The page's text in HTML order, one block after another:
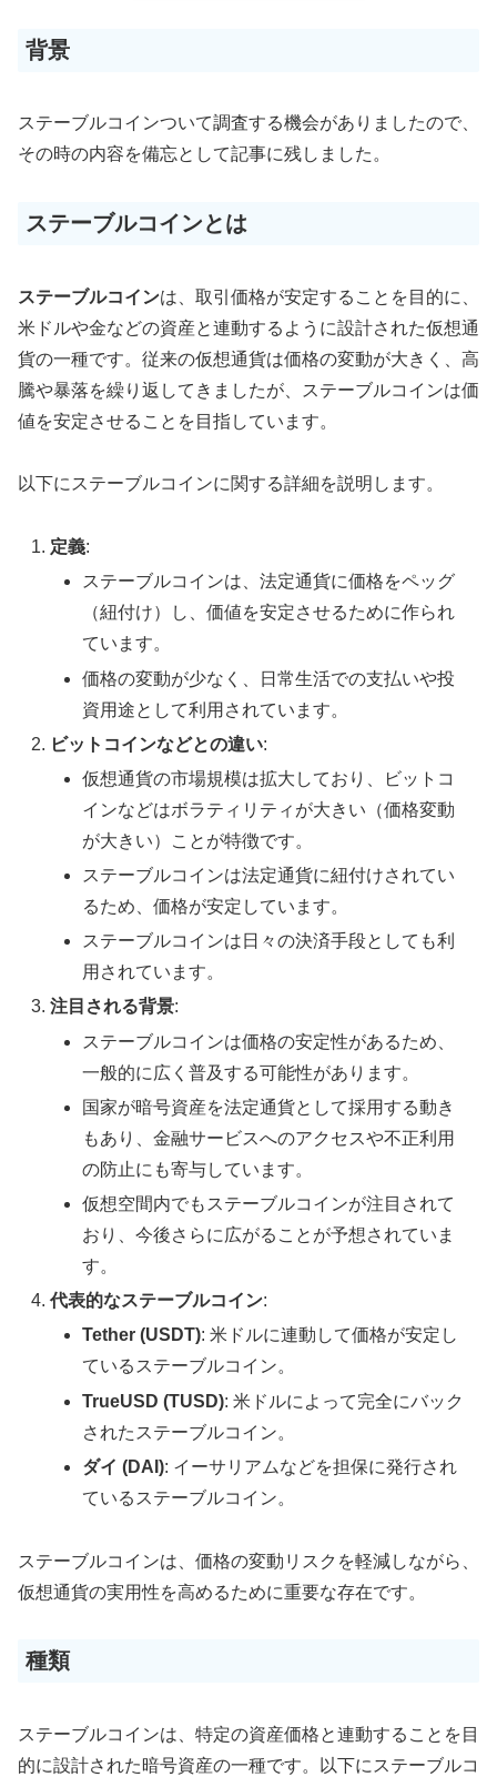
背景
ステーブルコインついて調査する機会がありましたので、
その時の内容を備忘として記事に残しました。
ステーブルコインとは
ステーブルコインは、取引価格が安定することを目的に、
米ドルや金などの資産と連動するように設計された仮想通
貨の一種です。従来の仮想通貨は価格の変動が大きく、高
騰や暴落を繰り返してきましたが、ステーブルコインは価
値を安定させることを目指しています。
以下にステーブルコインに関する詳細を説明します。
定義:
ステーブルコインは、法定通貨に価格をペッグ
（紐付け）し、価値を安定させるために作られ
ています。
価格の変動が少なく、日常生活での支払いや投
資用途として利用されています。
ビットコインなどとの違い:
仮想通貨の市場規模は拡大しており、ビットコ
インなどはボラティリティが大きい（価格変動
が大きい）ことが特徴です。
ステーブルコインは法定通貨に紐付けされてい
るため、価格が安定しています。
ステーブルコインは日々の決済手段としても利
用されています。
注目される背景:
ステーブルコインは価格の安定性があるため、
一般的に広く普及する可能性があります。
国家が暗号資産を法定通貨として採用する動き
もあり、金融サービスへのアクセスや不正利用
の防止にも寄与しています。
仮想空間内でもステーブルコインが注目されて
おり、今後さらに広がることが予想されていま
す。
代表的なステーブルコイン:
Tether (USDT): 米ドルに連動して価格が安定し
ているステーブルコイン。
TrueUSD (TUSD): 米ドルによって完全にバック
されたステーブルコイン。
ダイ (DAI): イーサリアムなどを担保に発行され
ているステーブルコイン。
ステーブルコインは、価格の変動リスクを軽減しながら、
仮想通貨の実用性を高めるために重要な存在です。
種類
ステーブルコインは、特定の資産価格と連動することを目
的に設計された暗号資産の一種です。以下にステーブルコ